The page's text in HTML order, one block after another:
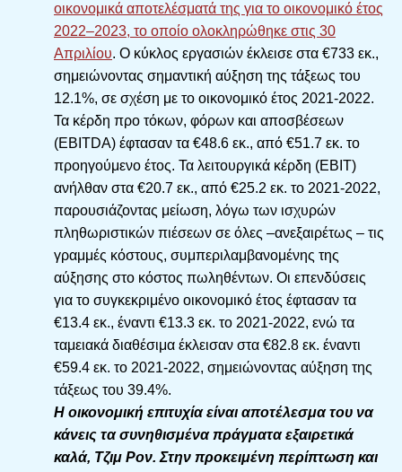
οικονομικά αποτελέσματά της για το οικονομικό έτος
2022–2023, το οποίο ολοκληρώθηκε στις 30
Απριλίου. Ο κύκλος εργασιών έκλεισε στα €733 εκ.,
σημειώνοντας σημαντική αύξηση της τάξεως του
12.1%, σε σχέση με το οικονομικό έτος 2021-2022.
Τα κέρδη προ τόκων, φόρων και αποσβέσεων
(EBITDA) έφτασαν τα €48.6 εκ., από €51.7 εκ. το
προηγούμενο έτος. Τα λειτουργικά κέρδη (EBIT)
ανήλθαν στα €20.7 εκ., από €25.2 εκ. το 2021-2022,
παρουσιάζοντας μείωση, λόγω των ισχυρών
πληθωριστικών πιέσεων σε όλες –ανεξαιρέτως – τις
γραμμές κόστους, συμπεριλαμβανομένης της
αύξησης στο κόστος πωληθέντων. Οι επενδύσεις
για το συγκεκριμένο οικονομικό έτος έφτασαν τα
€13.4 εκ., έναντι €13.3 εκ. το 2021-2022, ενώ τα
ταμειακά διαθέσιμα έκλεισαν στα €82.8 εκ. έναντι
€59.4 εκ. το 2021-2022, σημειώνοντας αύξηση της
τάξεως του 39.4%.
Η οικονομική επιτυχία είναι αποτέλεσμα του να
κάνεις τα συνηθισμένα πράγματα εξαιρετικά
καλά, Τζιμ Ρον. Στην προκειμένη περίπτωση και